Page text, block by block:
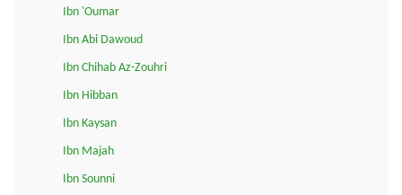
Ibn 'Oumar
Ibn Abi Dawoud
Ibn Chihab Az-Zouhri
Ibn Hibban
Ibn Kaysan
Ibn Majah
Ibn Sounni